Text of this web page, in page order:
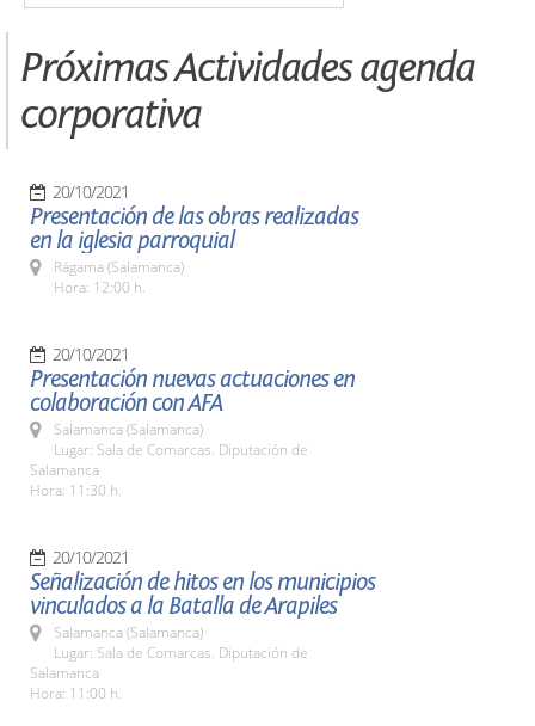
Próximas Actividades agenda
corporativa
20/10/2021
Presentación de las obras realizadas
en la iglesia parroquial
Rágama (Salamanca)
Hora: 12:00 h.
20/10/2021
Presentación nuevas actuaciones en
colaboración con AFA
Salamanca (Salamanca)
Lugar: Sala de Comarcas. Diputación de
Salamanca
Hora: 11:30 h.
20/10/2021
Señalización de hitos en los municipios
vinculados a la Batalla de Arapiles
Salamanca (Salamanca)
Lugar: Sala de Comarcas. Diputación de
Salamanca
Hora: 11:00 h.